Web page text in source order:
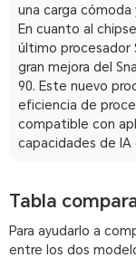
una carga cómoda
En cuanto al
último procesador
gran mejora del
90. Este nuevo
eficiencia de
compatible con
capacidades de IA
Tabla
Para ayudarlo a
entre los dos